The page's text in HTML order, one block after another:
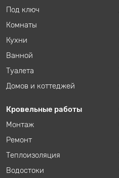
Под ключ
Комнаты
Кухни
Ванной
Туалета
Домов и коттеджей
Кровельные работы
Монтаж
Ремонт
Теплоизоляция
Водостоки